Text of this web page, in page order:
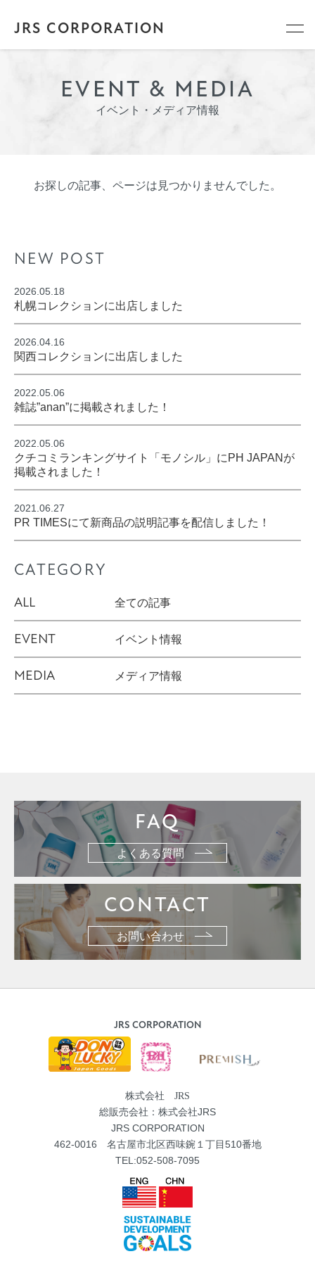
JRS CORPORATION
EVENT & MEDIA
イベント・メディア情報
お探しの記事、ページは見つかりませんでした。
NEW POST
2026.05.18
札幌コレクションに出店しました
2026.04.16
関西コレクションに出店しました
2022.05.06
雑誌”anan”に掲載されました！
2022.05.06
クチコミランキングサイト「モノシル」にPH JAPANが
掲載されました！
2021.06.27
PR TIMESにて新商品の説明記事を配信しました！
CATEGORY
ALL 全ての記事
EVENT イベント情報
MEDIA メディア情報
FAQ
よくある質問
CONTACT
お問い合わせ
JRS CORPORATION
株式会社 JRS
総販売会社：株式会社JRS
JRS CORPORATION
462-0016 名古屋市北区西味鋺１丁目510番地
TEL:052-508-7095